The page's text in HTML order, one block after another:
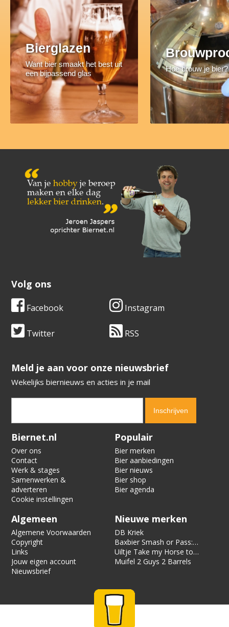
Bierglazen
Want bier smaakt het best uit
een bijpassend glas
Hoe brouw je bier?
Volg ons
Facebook Instagram
Twitter RSS
​​​​​​​Meld je aan voor onze nieuwsbrief
Wekelijks biernieuws en acties in je mail
Verification code:
Biernet.nl
Over ons
Contact
Werk & stages
Samenwerken &
adverteren
Cookie instellingen
Populair
Bier merken
Bier aanbiedingen
Bier nieuws
Bier shop
Bier agenda
Algemeen
Algemene Voorwaarden
Copyright
Links
Jouw eigen account
Nieuwsbrief
Nieuwe merken
DB Kriek
Baxbier Smash or Pass:
Strata
Uiltje Take my Horse to
the Hotel Room
Muifel 2 Guys 2 Barrels